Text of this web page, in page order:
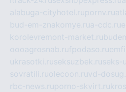
alabuga-cityhotel.rupornv.ru
bud-em-znakomye.rua-cdc.ru
korolevremont-market.ru
oooagrosnab.rufpodaso.ru
ukrasotki.ruseksuzbek.ruseks-
sovratili.ruolecoon.ruvd-
rbc-news.ruporno-skvirt.ru